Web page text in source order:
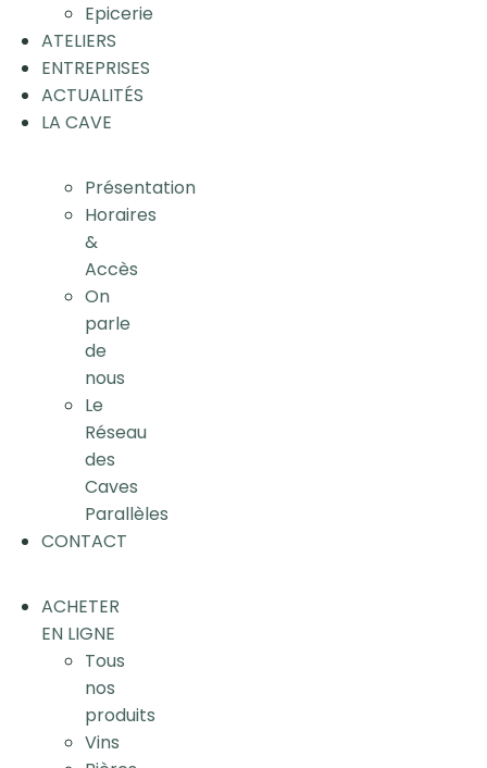
Epicerie
ATELIERS
ENTREPRISES
ACTUALITÉS
LA CAVE
Présentation
Horaires
&
Accès
On
parle
de
nous
Le
Réseau
des
Caves
Parallèles
CONTACT
ACHETER
EN LIGNE
Tous
nos
produits
Vins